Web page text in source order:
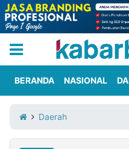
Iklan
Berita
Kami
BERANDA NASIONAL
Daerah